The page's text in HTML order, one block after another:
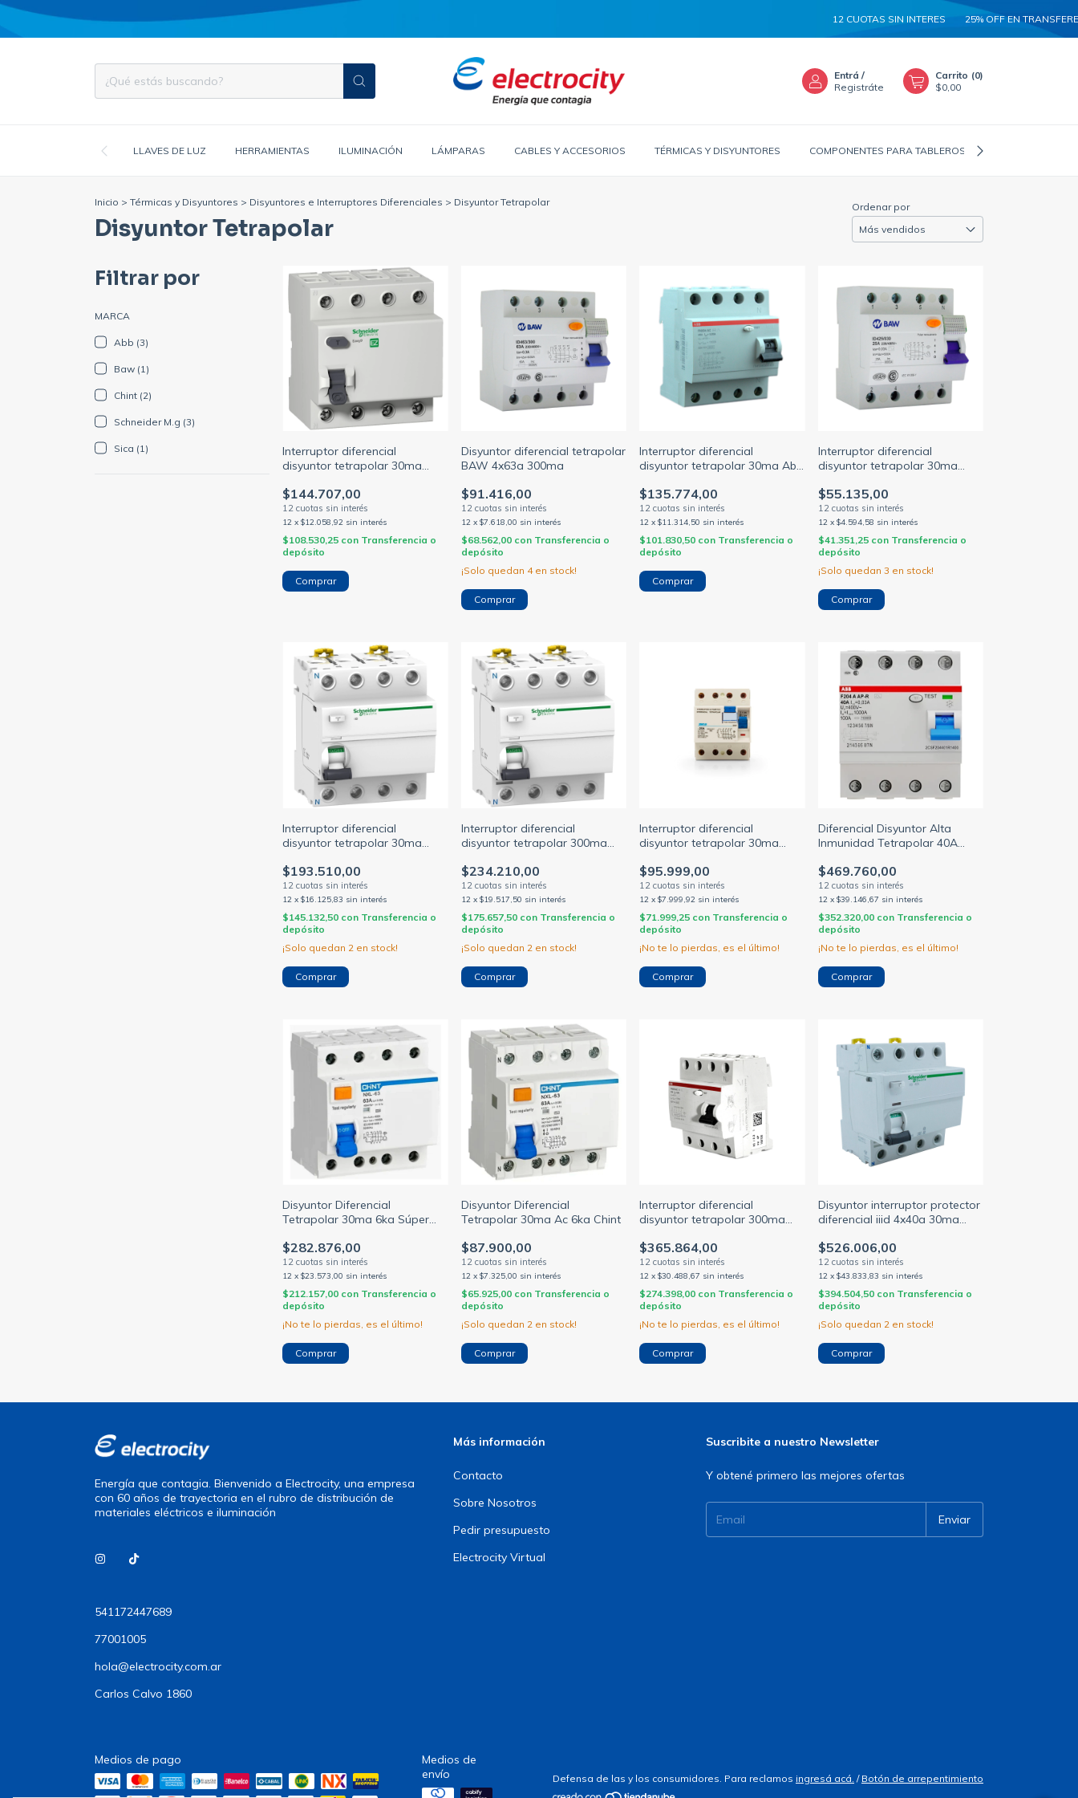
12 CUOTAS SIN INTERES 25% OFF EN TRANSFERENCIA
Entrá /
Registráte
Carrito (0)
$0,00
LLAVES DE LUZ HERRAMIENTAS ILUMINACIÓN LÁMPARAS CABLES Y ACCESORIOS TÉRMICAS Y DISYUNTORES COMPONENTES PARA TABLEROS
Inicio > Térmicas y Disyuntores > Disyuntores e Interruptores Diferenciales > Disyuntor Tetrapolar
Disyuntor Tetrapolar
Ordenar por
Filtrar por
MARCA
Abb (3)
Baw (1)
Chint (2)
Schneider M.g (3)
Sica (1)
Interruptor diferencial
disyuntor tetrapolar 30ma
(SCHNEIDER M.G)
$144.707,00
12 x$12.058,92 sin interés
$108.530,25 con Transferencia o
depósito
Comprar
Disyuntor diferencial tetrapolar
BAW 4x63a 300ma
$91.416,00
12 x $7.618,00 sin interés
$68.562,00 con Transferencia o
depósito
¡Solo quedan 4en stock!
Interruptor diferencial
disyuntor tetrapolar 30ma Abb
$135.774,00
12 x$11.314,50 sin interés
$101.830,50 con Transferencia o
depósito
Comprar
Interruptor diferencial
disyuntor tetrapolar 30ma
$55.135,00
12 x $4.594,58 sin interés
$41.351,25 con Transferencia o
depósito
¡Solo quedan 3 en stock!
Comprar
Interruptor diferencial
disyuntor tetrapolar 30ma
(SCHNEIDER M.G)
$193.510,00
12 x$16.125,83 sin interés
$145.132,50 con Transferencia o
depósito
¡Solo quedan 2 en stock!
Comprar
Interruptor diferencial
disyuntor tetrapolar 300ma
(SCHNEIDER M.G)
$234.210,00
12 x $19.517,50 sin interés
$175.657,50 con Transferencia o
depósito
¡Solo quedan 2 en stock!
Comprar
Interruptor diferencial
disyuntor tetrapolar 30ma
$95.999,00
12 x$7.999,92 sin interés
$71.999,25 con Transferencia o
depósito
¡No te lo pierdas, es el último!
Comprar
Diferencial Disyuntor Alta
Inmunidad Tetrapolar 40A
R
$469.760,00
12 x $39.146,67 sin interés
$352.320,00 con Transferencia o
depósito
¡No te lo pierdas, es el último!
Disyuntor Diferencial
Tetrapolar 30ma 6ka Súper
$282.876,00
12 x$23.573,00 sin interés
$212.157,00 con Transferencia o
depósito
¡No te lo pierdas, es el último!
Comprar
Disyuntor Diferencial
Tetrapolar 30ma Ac 6ka Chint
$87.900,00
12 x $7.325,00 sin interés
$65.925,00 con Transferencia o
depósito
¡Solo quedan 2en stock!
Comprar
Interruptor diferencial
disyuntor tetrapolar 300ma
$365.864,00
12 x$30.488,67 sin interés
$274.398,00 con Transferencia o
depósito
¡No te lo pierdas, es el último!
Comprar
Disyuntor interruptor protector
diferencial iiid 4x40a 30ma
$526.006,00
12 x $43.833,83 sin interés
$394.504,50 con Transferencia o
depósito
¡Solo quedan 2en stock!
Energía que contagia. Bienvenido a Electrocity, una empresa
con 60 años de trayectoria en el rubro de distribución de
materiales eléctricos e iluminación
541172447689
77001005
hola@electrocity.com.ar
Carlos Calvo 1860
Más información
Contacto
Sobre Nosotros
Pedir presupuesto
Electrocity Virtual
Suscribite a nuestro Newsletter
Y obtené primero las mejores ofertas
Medios de pago
Medios de
envío
Defensa de las y los consumidores. Para reclamos ingresá acá. / Botón de arrepentimiento